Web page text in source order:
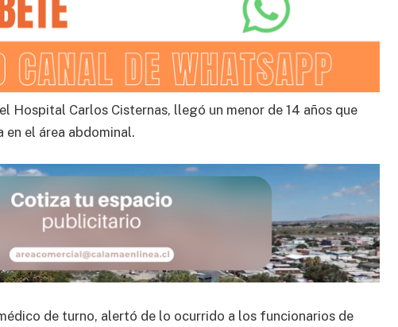
Hospital Carlos Cisternas, llegó un menor de 14 años que
el área abdominal.
de turno, alertó de lo ocurrido a los funcionarios de